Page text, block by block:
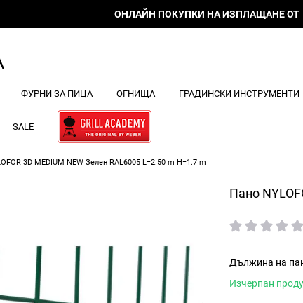
ОНЛАЙН ПОКУПКИ НА ИЗПЛАЩАНЕ ОТ
ФУРНИ ЗА ПИЦА ОГНИЩА ГРАДИНСКИ ИНСТРУМЕНТИ
SALE
3D MEDIUM NEW Зелен RAL6005 L=2.50 m H=1.7 m
Панo
рейтинг:
Дължина на
Изчерпан